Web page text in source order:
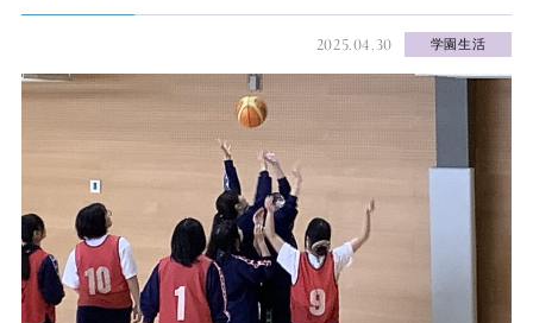
2025.04.30 学園生活